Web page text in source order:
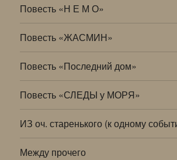
Повесть «Н Е М О»
Повесть «ЖАСМИН»
Повесть «Последний дом»
Повесть «СЛЕДЫ у МОРЯ»
ИЗ оч. старенького (к одному
Между прочего